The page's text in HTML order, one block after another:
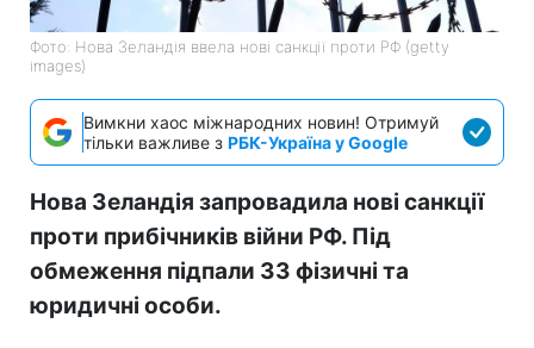
Фото: Нова Зеландія ввела нові санкції проти РФ (getty
images)
Вимкни хаос міжнародних новин! Отримуй
тільки важливе з РБК-Україна у Google
Нова Зеландія запровадила нові санкції
проти прибічників війни РФ. Під
обмеження підпали 33 фізичні та
юридичні особи.